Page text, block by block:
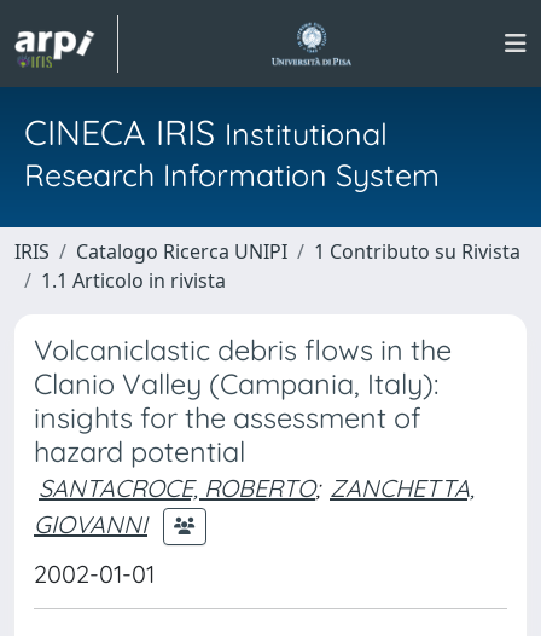
CINECA IRIS Institutional
Research Information System
IRIS Catalogo Ricerca UNIPI
1 Contributo su Rivista
1.1 Articolo in rivista
Volcaniclastic debris flows in the
Clanio Valley (Campania, Italy):
insights for the assessment of
hazard potential
SANTACROCE, ROBERTO; ZANCHETTA,
GIOVANNI
2002-01-01